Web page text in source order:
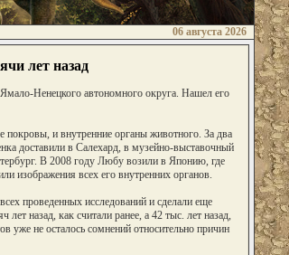
06 августа 2026
лет назад
Ненецкого автономного округа. Нашел его
покровы, и внутренние органы животного. За два
доставили в Салехард, в музейно-выставочный
В 2008 году Любу возили в Японию, где
изображения всех его внутренних органов.
проведенных исследований и сделали еще
назад, как считали ранее, а 42 тыс. лет назад,
уже не осталось сомнений относительно причин